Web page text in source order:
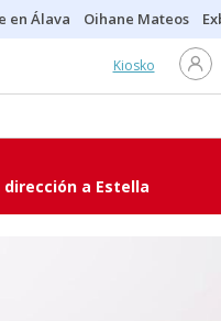
en Álava Oihane Mateos
Kiosko
a Estella